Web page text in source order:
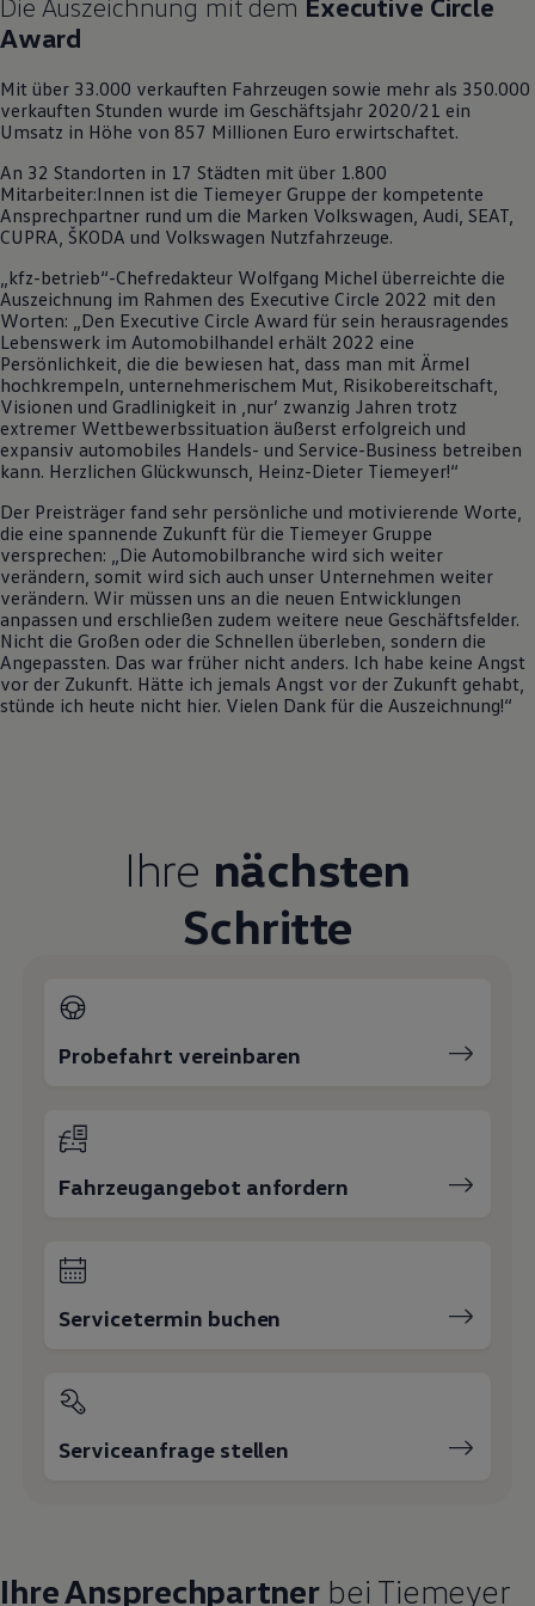
Motorenöl und Flüssigkeiten
Economy Service
Volkswagen Teile
Zubehör
Schutz und Pflege
Transport
Entertainment und Elektronik
Individualisieren
Wallbox und Ladekabel
Digitale Extras
Dienste für Ihr Modell finden
Volkswagen Apps, Login und Shop
Handy und Fahrzeug verbinden
Updates für Software, Karten und Radio
Über Ihr Auto
Vorgängermodelle
Kundeninformationen
Volkswagen Kundenbetreuung
Warn- und Kontrollleuchten
Digitale Betriebsanleitung
Live Beratung
Magazin
Lifestyle
Transport
Familie
Elektromobilität
Volkswagen R
Pannen- und Unfallhilfe
Volkswagen Kundenbetreuung
Award
Mit über 33.000 verkauften Fahrzeugen sowie mehr als 350.000
verkauften Stunden wurde im Geschäftsjahr 2020/21 ein
Umsatz in Höhe von 857 Millionen Euro erwirtschaftet.
An 32 Standorten in 17 Städten mit über 1.800
Mitarbeiter:Innen ist die Tiemeyer Gruppe der kompetente
Ansprechpartner rund um die Marken Volkswagen , Audi, SEAT,
CUPRA, ŠKODA und Volkswagen Nutzfahrzeuge.
„kfz-betrieb“-Chefredakteur Wolfgang Michel überreichte die
Auszeichnung im Rahmen des Executive Circle 2022 mit den
Worten: „Den Executive Circle Award für sein herausragendes
Lebenswerk im Automobilhandel erhält 2022 eine
Persönlichkeit, die die bewiesen hat, dass man mit Ärmel
hochkrempeln, unternehmerischem Mut, Risikobereitschaft,
Visionen und Gradlinigkeit in ‚nur’ zwanzig Jahren trotz
extremer Wettbewerbssituation äußerst erfolgreich und
expansiv automobiles Handels- und Service-Business betreiben
kann. Herzlichen Glückwunsch, Heinz-Dieter Tiemeyer!“
Der Preisträger fand sehr persönliche und motivierende Worte,
die eine spannende Zukunft für die Tiemeyer Gruppe
versprechen: „Die Automobilbranche wird sich weiter
verändern, somit wird sich auch unser Unternehmen weiter
verändern. Wir müssen uns an die neuen Entwicklungen
anpassen und erschließen zudem weitere neue Geschäftsfelder.
Nicht die Großen oder die Schnellen überleben, sondern die
Angepassten. Das war früher nicht anders. Ich habe keine Angst
vor der Zukunft. Hätte ich jemals Angst vor der Zukunft gehabt,
stünde ich heute nicht hier. Vielen Dank für die Auszeichnung!“
Ihre nächsten
Schritte
Probefahrt vereinbaren
Fahrzeugangebot anfordern
Servicetermin buchen
Serviceanfrage stellen
Ihre Ansprechpartnerbei Tiemeyer